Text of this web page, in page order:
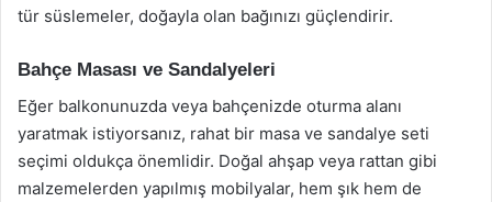
tür süslemeler, doğayla olan bağınızı güçlendirir.
Bahçe Masası ve Sandalyeleri
Eğer balkonunuzda veya bahçenizde oturma alanı
yaratmak istiyorsanız, rahat bir masa ve sandalye seti
seçimi oldukça önemlidir. Doğal ahşap veya rattan gibi
malzemelerden yapılmış mobilyalar, hem şık hem de